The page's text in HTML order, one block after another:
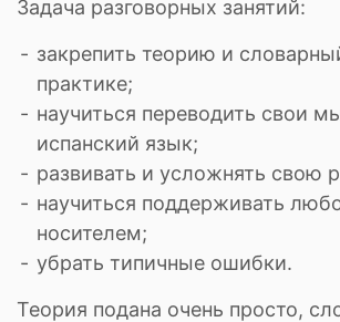
Задача разговорных занятий:
закрепить теорию и
практике;
научиться переводить свои
испанский язык;
развивать и усложнять свою
научиться поддерживать
носителем;
убрать типичные ошибки.
Теория подана очень просто,